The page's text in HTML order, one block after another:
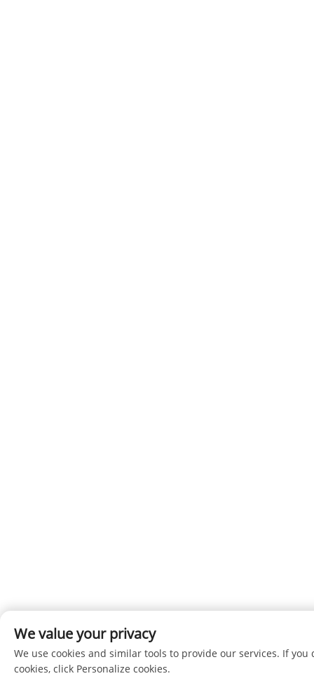
We value your privacy
We use cookies and similar tools to provide our services. If
cookies, click Personalize cookies.